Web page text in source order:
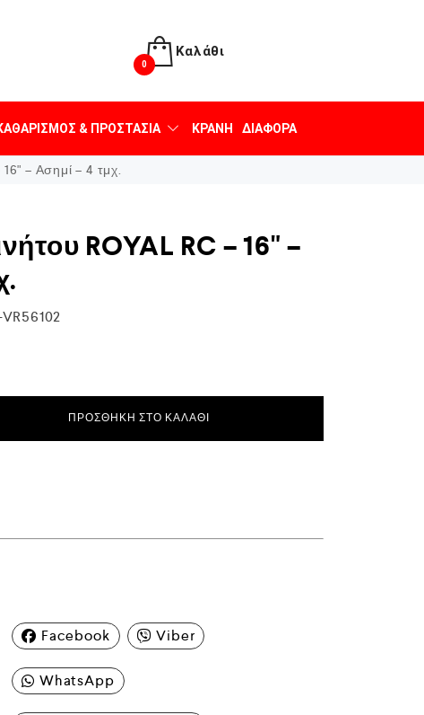
Καλάθι
0
& ΠΡΟΣΤΑΣΊΑ ΚΡΆΝΗ ΔΙΆΦΟΡΑ
– Ασημί – 4 τμχ.
ROYAL RC – 16" –
ΠΡΟΣΘΉΚΗ ΣΤΟ ΚΑΛΆΘΙ
Facebook Viber
WhatsApp